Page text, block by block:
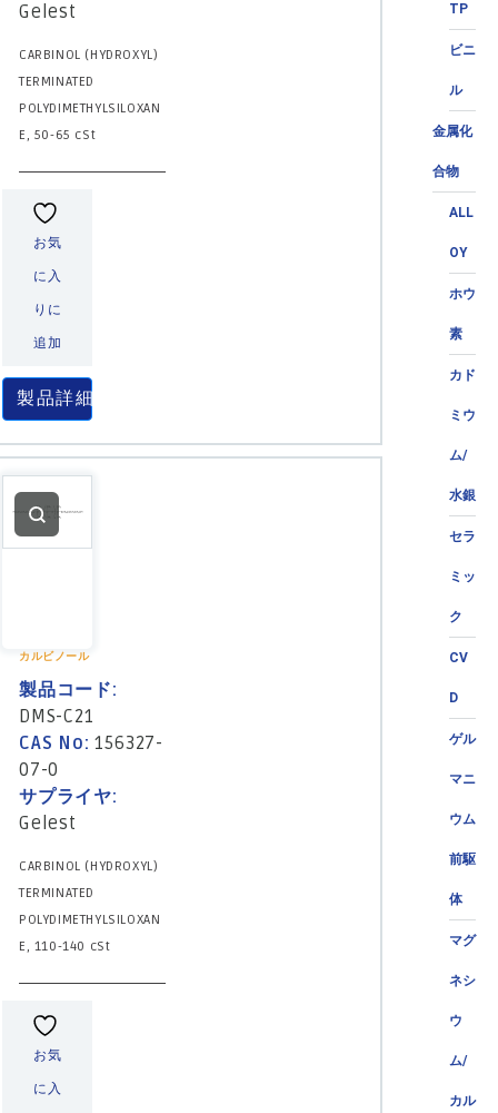
TP
ビニ
ル
金属化
合物
ALL
OY
ホウ
素
カド
ミウ
ム/
水銀
セラ
ミッ
ク
CV
D
ゲル
マニ
ウム
前駆
体
マグ
ネシ
ウ
ム/
カル
Gelest
CARBINOL (HYDROXYL)
TERMINATED
POLYDIMETHYLSILOXAN
E, 50-65 cSt
お気
に入
りに
追加
製品詳細
カルビノール
製品コード:
DMS-C21
CAS No:156327-
07-0
サプライヤ:
Gelest
CARBINOL (HYDROXYL)
TERMINATED
POLYDIMETHYLSILOXAN
E, 110-140 cSt
お気
に入